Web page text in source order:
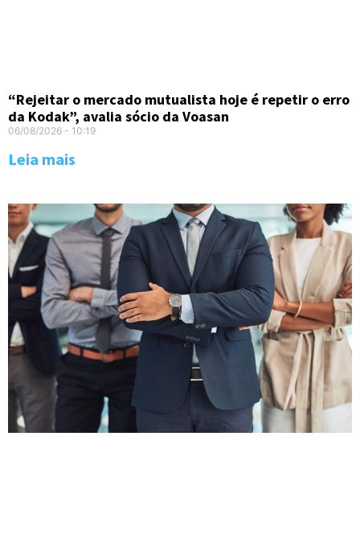
“Rejeitar o mercado mutualista hoje é repetir o erro
da Kodak”, avalia sócio da Voasan
06/08/2026 10:19
Leia mais